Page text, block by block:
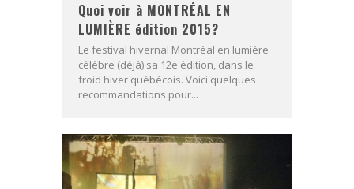
Quoi voir à MONTRÉAL EN
LUMIÈRE édition 2015?
Le festival hivernal Montréal en lumière
célèbre (déjà) sa 12e édition, dans le
froid hiver québécois. Voici quelques
recommandations pour...